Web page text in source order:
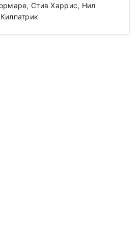
Стив Харрис, Нил